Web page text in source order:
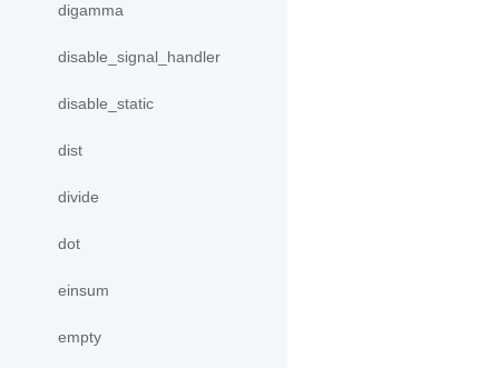
digamma
disable_signal_handler
disable_static
dist
divide
dot
einsum
empty